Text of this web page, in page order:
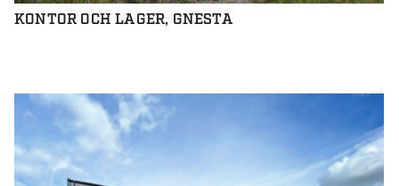
KONTOR OCH LAGER, GNESTA